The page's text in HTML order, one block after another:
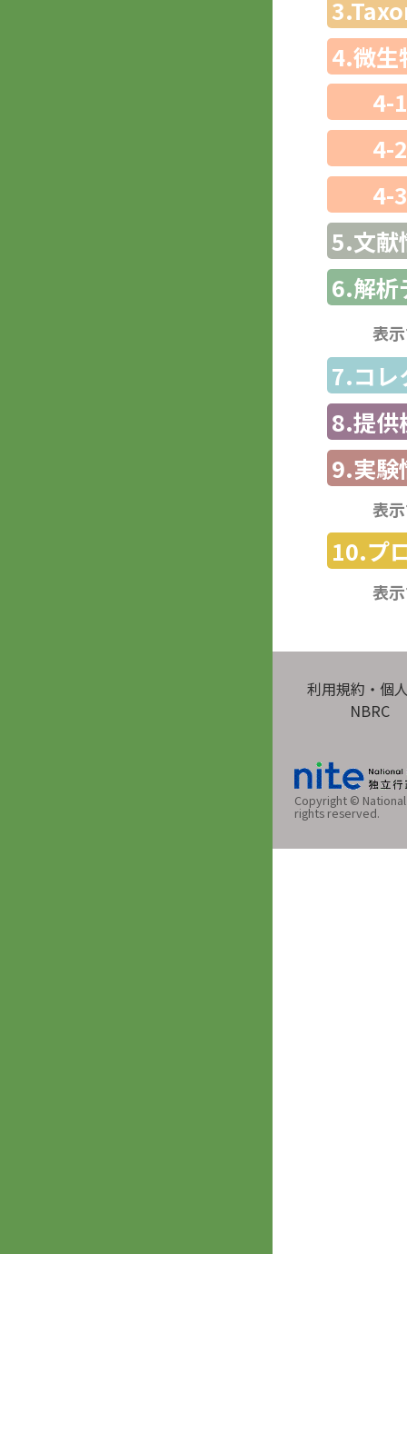
4.微生
4-
4-
4-
5.文献
6.解析
表
7.コレ
8.提供
9.実験
表
10.プ
表
利用規約・個
NBRC
Copyright ©
rights reserved.